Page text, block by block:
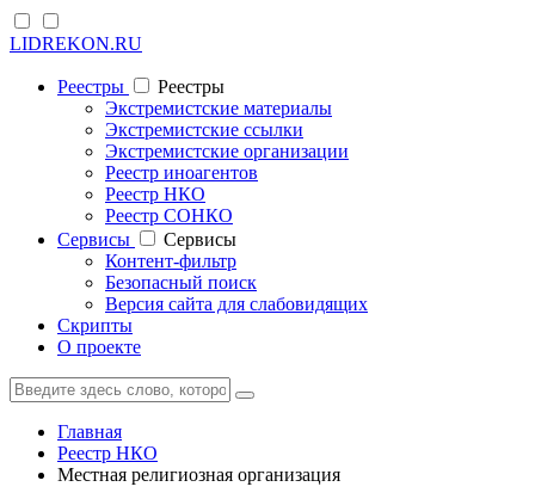
LIDREKON.RU
Реестры
Реестры
Экстремистские материалы
Экстремистские ссылки
Экстремистские организации
Реестр иноагентов
Реестр НКО
Реестр СОНКО
Cервисы
Cервисы
Контент-фильтр
Безопасный поиск
Версия сайта для слабовидящих
Скрипты
О проекте
Главная
Реестр НКО
Местная религиозная организация